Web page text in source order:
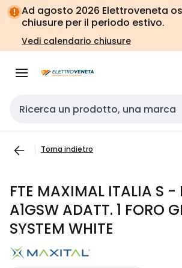
Vai alla
navigazione
Vai
alla
pagina
Ad agosto 2026 Elettroveneta
chiusure per il periodo estivo.
Vedi calendario chiusure
Cerca input
Torna indietro
FTE MAXIMAL ITALIA S -
A1GSW ADATT. 1 FORO
SYSTEM WHITE